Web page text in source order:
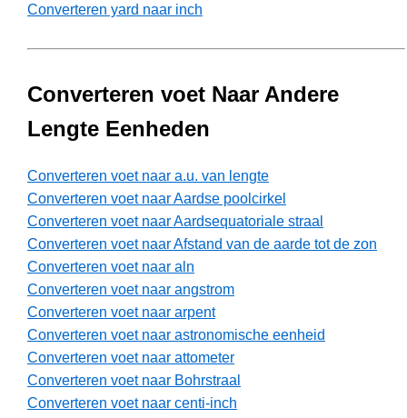
Converteren yard naar inch
Converteren voet Naar Andere
Lengte Eenheden
Converteren voet naar a.u. van lengte
Converteren voet naar Aardse poolcirkel
Converteren voet naar Aardsequatoriale straal
Converteren voet naar Afstand van de aarde tot de zon
Converteren voet naar aln
Converteren voet naar angstrom
Converteren voet naar arpent
Converteren voet naar astronomische eenheid
Converteren voet naar attometer
Converteren voet naar Bohrstraal
Converteren voet naar centi-inch